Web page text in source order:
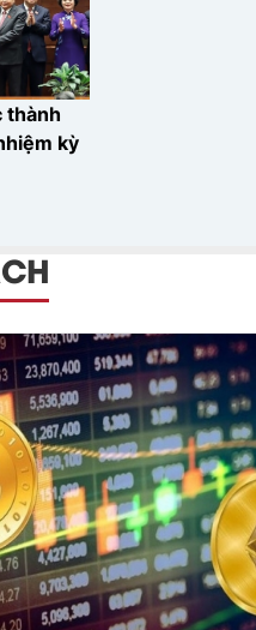
thành
kỳ